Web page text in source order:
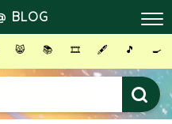
BLOG
😸 📚 🎞 🖋 🎵 🍳